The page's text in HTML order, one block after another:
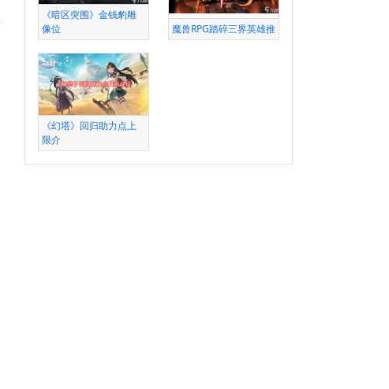
《暗区突围》金钱豹雕
像位
魔兽RPG踏碎三界英雄推
《幻塔》回归助力点上
限介